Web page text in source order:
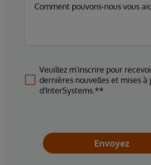
Veuillez m'inscrire pour
dernières nouvelles et mises à
d'InterSystems.**
Envoyez